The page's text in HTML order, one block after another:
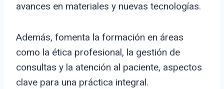
avances en materiales y nuevas tecnologías.
Además, fomenta la formación en áreas
como la ética profesional, la gestión de
consultas y la atención al paciente, aspectos
clave para una práctica integral.